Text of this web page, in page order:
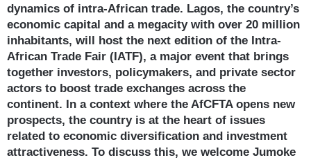
dynamics of intra-African trade. Lagos, the country’s
economic capital and a megacity with over 20 million
inhabitants, will host the next edition of the Intra-
African Trade Fair (IATF), a major event that brings
together investors, policymakers, and private sector
actors to boost trade exchanges across the
continent. In a context where the AfCFTA opens new
prospects, the country is at the heart of issues
related to economic diversification and investment
attractiveness. To discuss this, we welcome Jumoke